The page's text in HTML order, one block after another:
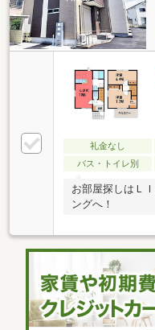
礼金なし
バス・トイレ別
お部屋探しはＬ
ングへ！